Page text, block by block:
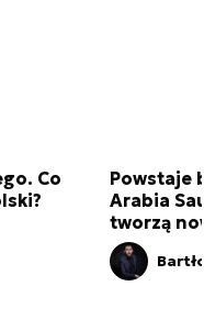
Co
Powstaje
Arabia
tworzą